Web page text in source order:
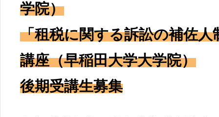
学院）
「租税に関する訴訟の補佐人
講座（早稲田大学大学院）
後期受講生募集